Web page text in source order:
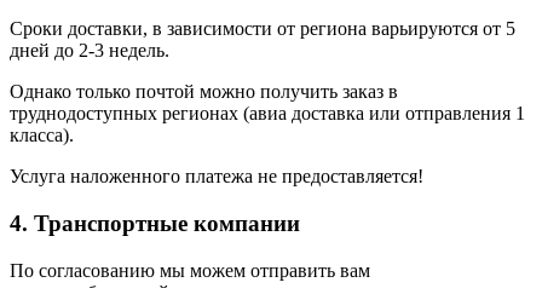
Сроки доставки, в зависимости от региона варьируются от 5
дней до 2-3 недель.
Однако только почтой можно получить заказ в
труднодоступных регионах (авиа доставка или отправления 1
класса).
Услуга наложенного платежа не предоставляется!
4. Транспортные компании
По согласованию мы можем отправить вам